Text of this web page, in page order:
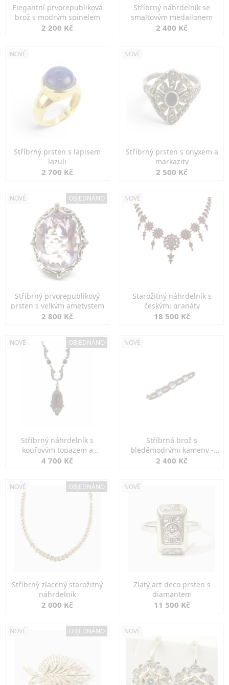
Elegantní prvorepubliková
brož s modrým spinelem
2 200 Kč
Stříbrný náhrdelník se
smaltovým medailonem
2 400 Kč
NOVÉ
Stříbrný prsten s lapisem
lazuli
2 700 Kč
NOVÉ
Stříbrný prsten s onyxem a
markazity
2 500 Kč
NOVÉ OBJEDNÁNO
Stříbrný prvorepublikový
prsten s velkým ametystem
2 800 Kč
NOVÉ
Starožitný náhrdelník s
českými granáty
18 500 Kč
NOVÉ OBJEDNÁNO
Stříbrný náhrdelník s
kouřovým topazem a
markazity
4 700 Kč
NOVÉ
Stříbrná brož s
bleděmodrými kameny -
jemná elegance
2 400 Kč
NOVÉ OBJEDNÁNO
Stříbrný zlacený starožitný
náhrdelník
2 000 Kč
NOVÉ
Zlatý art-deco prsten s
diamantem
11 500 Kč
NOVÉ OBJEDNÁNO NOVÉ